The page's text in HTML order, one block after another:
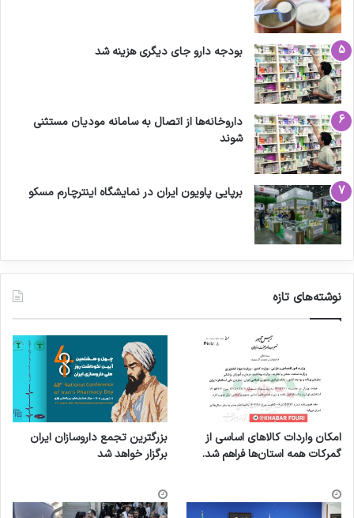
بودجه دارو جای دیگری هزینه شد
داروخانه‌ها از اتصال به سامانه مودیان مستثنی
شوند
برپایی پاویون ایران در نمایشگاه اینترچارم مسکو
نوشته‌های تازه
امکان واردات کالاهای اساسی از
گمرکات همه استان‌ها فراهم شد.
بزرگترین تجمع داروسازان ایران
برگزار خواهد شد